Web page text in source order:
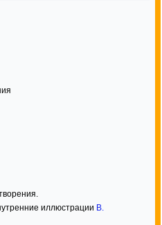
иллюстрации В.